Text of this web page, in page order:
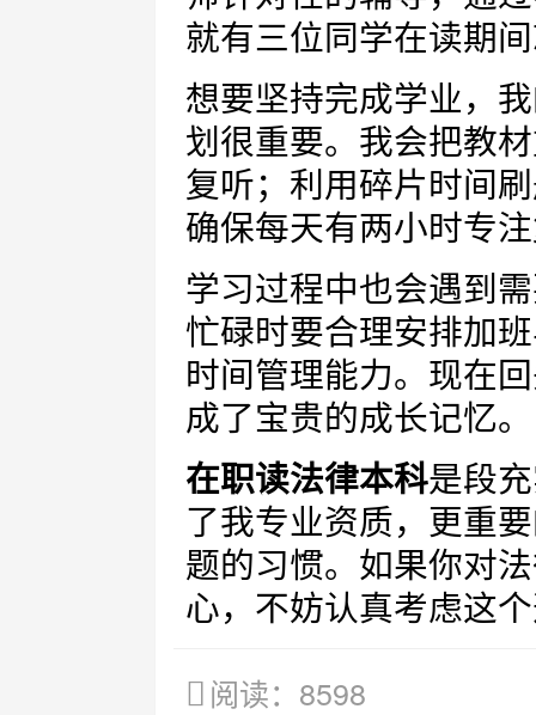
就有三位同学在读期
想要坚持完成学业，
划很重要。我会把教
复听；利用碎片时间
确保每天有两小时专
学习过程中也会遇到
忙碌时要合理安排加
时间管理能力。现在
成了宝贵的成长记忆。
在职读法律本科是段
了我专业资质，更重
题的习惯。如果你对
心，不妨认真考虑这
阅读：8598